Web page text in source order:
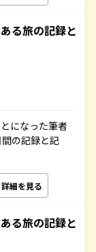
る旅の記録と
になった筆者
の記録と記
詳細を見る
る旅の記録と